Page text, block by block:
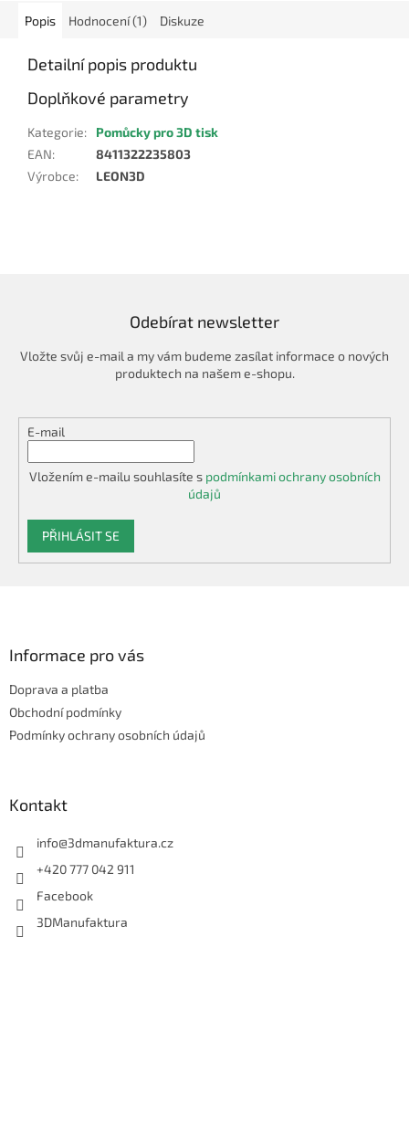
Popis Hodnocení (1) Diskuze
Detailní popis produktu
Doplňkové parametry
Kategorie:
Pomůcky pro 3D tisk
EAN:
8411322235803
Výrobce: LEON3D
Odebírat newsletter
Vložte svůj e-mail a my vám budeme zasílat informace o nových
produktech na našem e-shopu.
E-mail
Vložením e-mailu souhlasíte s podmínkami ochrany osobních
údajů
PŘIHLÁSIT SE
Informace pro vás
Doprava a platba
Obchodní podmínky
Podmínky ochrany osobních údajů
Kontakt
info@3dmanufaktura.cz
+420 777 042 911
Facebook
3DManufaktura